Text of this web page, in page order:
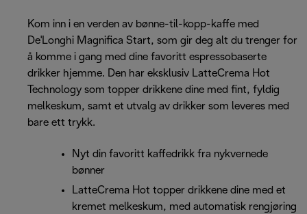
Kom inn i en verden av bønne-til-kopp-kaffe med
De'Longhi Magnifica Start, som gir deg alt du trenger for
å komme i gang med dine favoritt espressobaserte
drikker hjemme. Den har eksklusiv LatteCrema Hot
Technology som topper drikkene dine med fint, fyldig
melkeskum, samt et utvalg av drikker som leveres med
bare ett trykk.
Nyt din favoritt kaffedrikk fra nykvernede
bønner
LatteCrema Hot topper drikkene dine med et
kremet melkeskum, med automatisk rengjøring